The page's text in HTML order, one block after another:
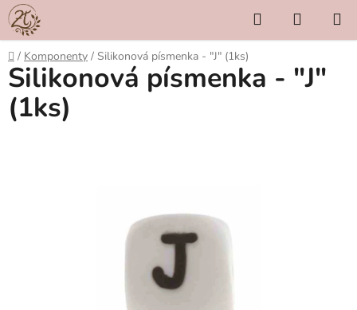
Přejít
na
obsah
Hledat
KOŠÍK
Domů
/ Komponenty / Silikonová písmenka - "J" (1ks)
Silikonová písmenka - "J"
(1ks)